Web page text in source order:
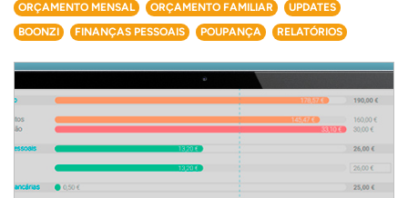
ORÇAMENTO MENSAL ORÇAMENTO FAMILIAR
UPDATES
BOONZI
FINANÇAS PESSOAIS POUPANÇA RELATÓRIOS